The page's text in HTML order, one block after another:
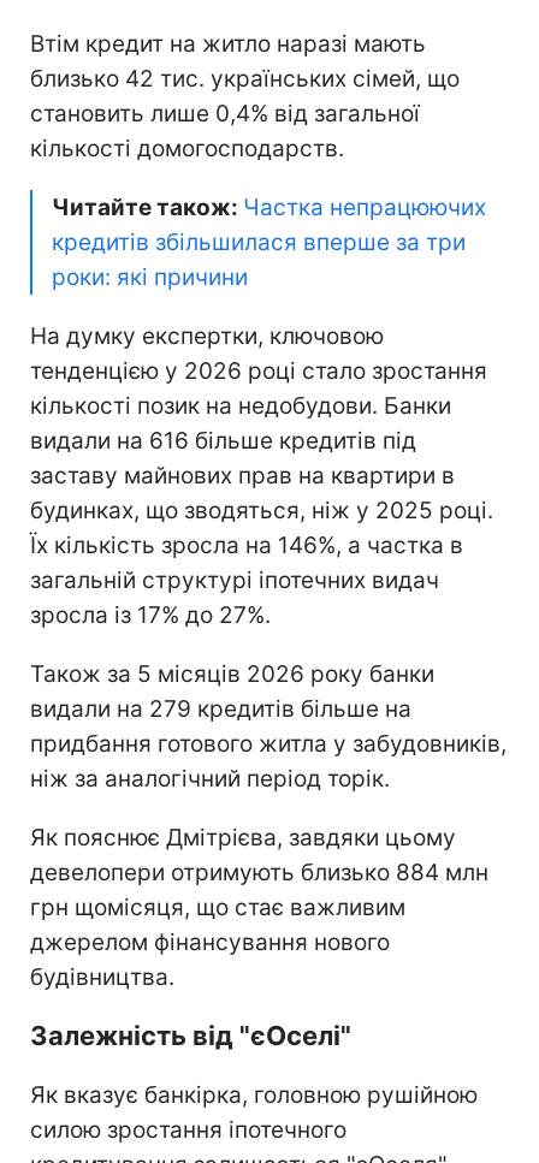
Втім кредит на житло наразі мають
близько 42 тис. українських сімей, що
становить лише 0,4% від загальної
кількості домогосподарств.
Читайте також: Частка непрацюючих
кредитів збільшилася вперше за три
роки: які причини
На думку експертки, ключовою
тенденцією у 2026 році стало зростання
кількості позик на недобудови. Банки
видали на 616 більше кредитів під
заставу майнових прав на квартири в
будинках, що зводяться, ніж у 2025 році.
Їх кількість зросла на 146%, а частка в
загальній структурі іпотечних видач
зросла із 17% до 27%.
Також за 5 місяців 2026 року банки
видали на 279 кредитів більше на
придбання готового житла у забудовників,
ніж за аналогічний період торік.
Як пояснює Дмітрієва, завдяки цьому
девелопери отримують близько 884 млн
грн щомісяця, що стає важливим
джерелом фінансування нового
будівництва.
Залежність від "єОселі"
Як вказує банкірка, головною рушійною
силою зростання іпотечного